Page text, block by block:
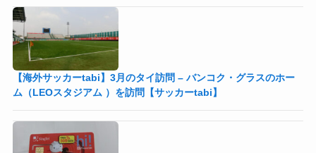
【海外サッカーtabi】3月のタイ訪問 – バンコク・グラスのホー
ム（LEOスタジアム ）を訪問【サッカーtabi】